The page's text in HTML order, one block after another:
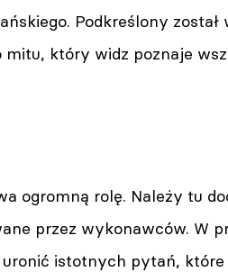
Podkreślony został
który widz poznaje
ogromną rolę. Należy tu
przez wykonawców. W
istotnych pytań, które